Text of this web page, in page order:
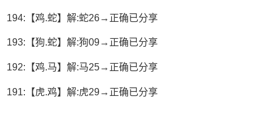
194:【鸡.蛇】解:蛇26→正确已分享
193:【狗.蛇】解:狗09→正确已分享
192:【鸡.马】解:马25→正确已分享
191:【虎.鸡】解:虎29→正确已分享